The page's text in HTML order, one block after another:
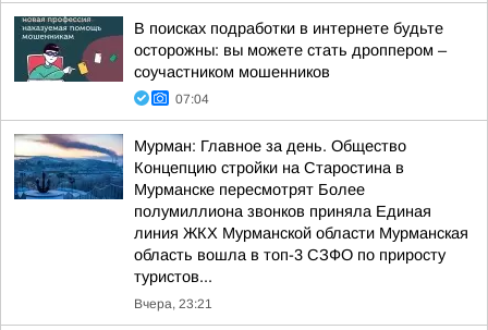
В поисках подработки в интернете будьте
осторожны: вы можете стать дроппером –
соучастником мошенников
07:04
Мурман: Главное за день. Общество
Концепцию стройки на Старостина в
Мурманске пересмотрят Более
полумиллиона звонков приняла Единая
линия ЖКХ Мурманской области Мурманская
область вошла в топ-3 СЗФО по приросту
туристов...
Вчера, 23:21